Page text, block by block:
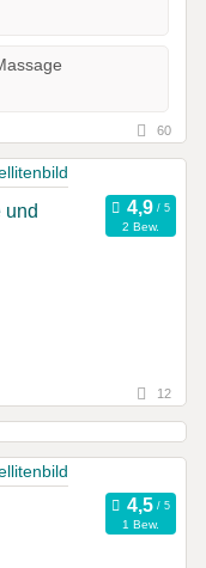
60
und
2 Bew.
12
1 Bew.